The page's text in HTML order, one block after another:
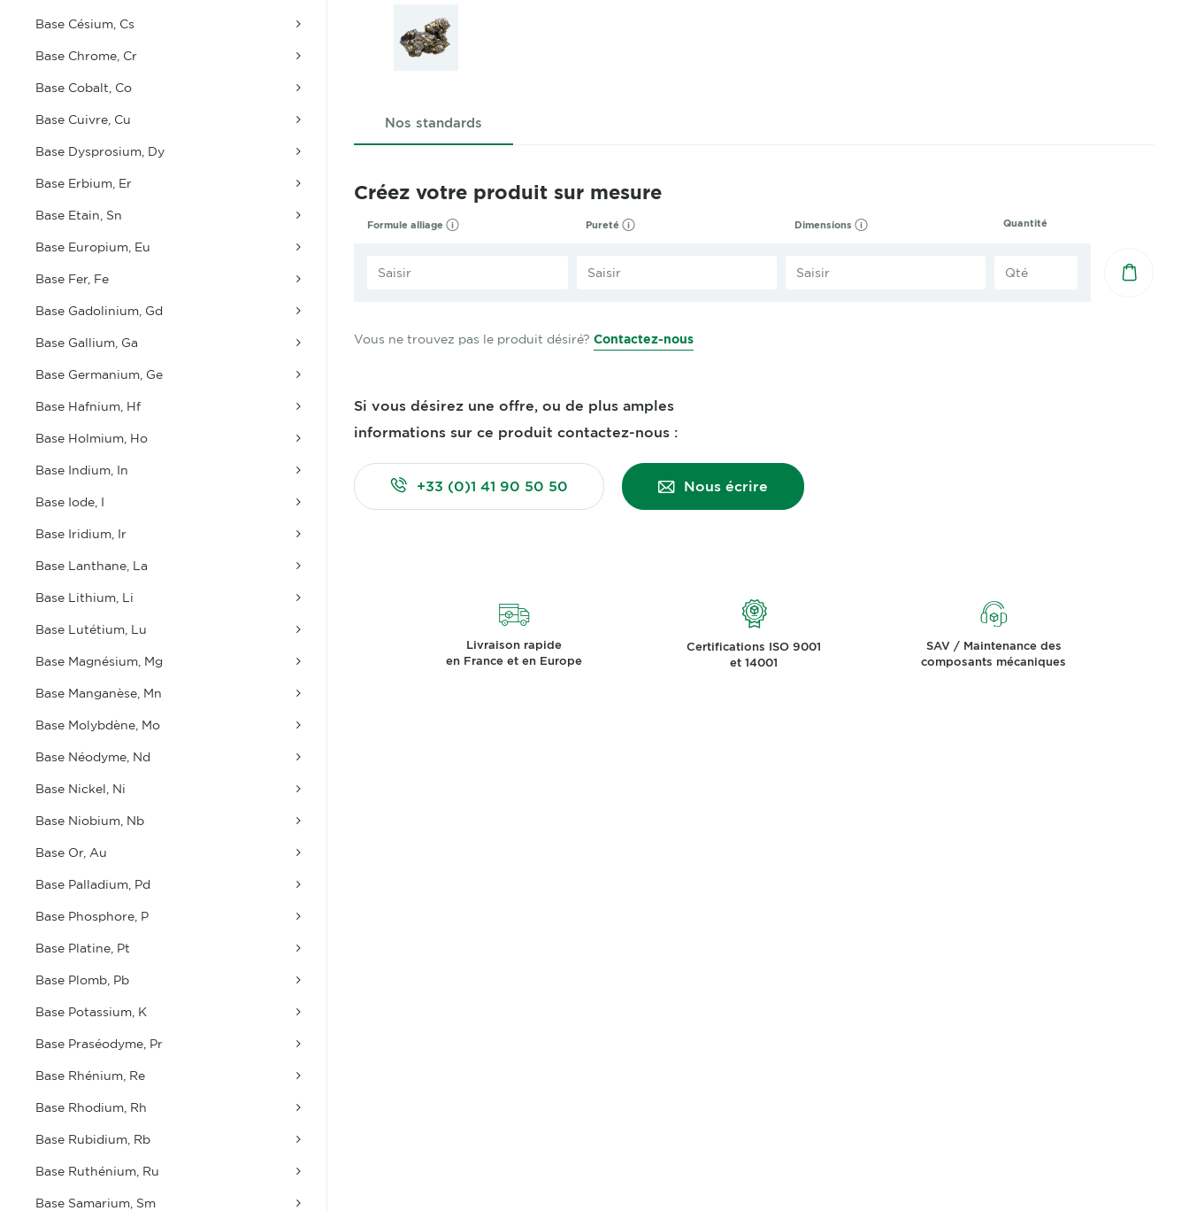
Base Césium, Cs
Base Chrome, Cr
Base Cobalt, Co
Base Cuivre, Cu
Base Dysprosium, Dy
Base Erbium, Er
Base Etain, Sn
Base Europium, Eu
Base Fer, Fe
Base Gadolinium, Gd
Base Gallium, Ga
Base Germanium, Ge
Base Hafnium, Hf
Base Holmium, Ho
Base Indium, In
Base Iode, I
Base Iridium, Ir
Base Lanthane, La
Base Lithium, Li
Base Lutétium, Lu
Base Magnésium, Mg
Base Manganèse, Mn
Base Molybdène, Mo
Base Néodyme, Nd
Base Nickel, Ni
Base Niobium, Nb
Base Or, Au
Base Palladium, Pd
Base Phosphore, P
Base Platine, Pt
Base Plomb, Pb
Base Potassium, K
Base Praséodyme, Pr
Base Rhénium, Re
Base Rhodium, Rh
Base Rubidium, Rb
Base Ruthénium, Ru
Base Samarium, Sm
Nos standards
Créez votre produit sur mesure
Formule alliage Pureté Dimensions Quantité
Vous ne trouvez pas le produit désiré? Contactez-nous
Si vous désirez une offre, ou de plus amples
informations sur ce produit contactez-nous :
+33 (0)1 41 90 50 50 Nous écrire
Livraison rapide
en France et en Europe
Certifications ISO 9001
et 14001
SAV / Maintenance des
composants mécaniques